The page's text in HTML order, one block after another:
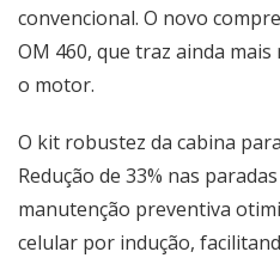
convencional. O novo
OM 460, que traz ainda
o motor.
O kit robustez da cabina
Redução de 33% nas
manutenção preventiva
celular por indução,